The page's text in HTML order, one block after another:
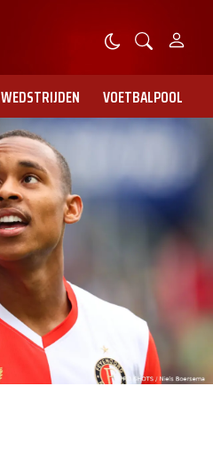
WEDSTRIJDEN VOETBALPOOL